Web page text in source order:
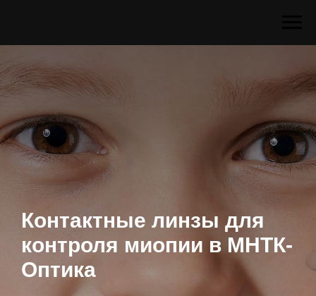
Контактные линзы для
контроля миопии в МНТК-
Оптика